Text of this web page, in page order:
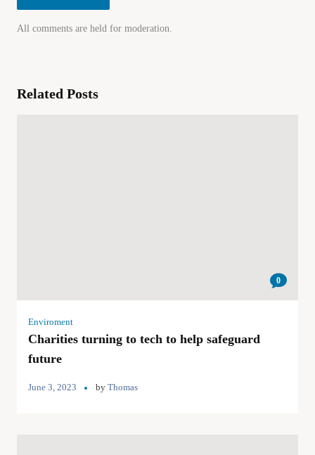
All comments are held for moderation.
Related Posts
0
Enviroment
Charities turning to tech to help safeguard
future
June 3, 2023 by Thomas